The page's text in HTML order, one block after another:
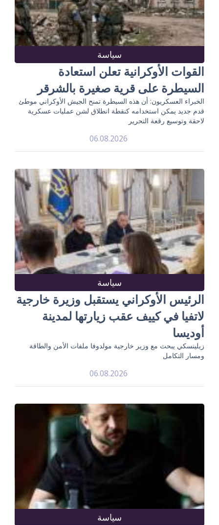
سياسة
القوات الأوكرانية تعلن استعادة
السيطرة على قرية صغيرة بالشرقر
الخبراء العسكريون: أن هذه السيطرة تمنح الجيش الأوكراني موطئ
قدم جديد يمكن استخدامه كنقطة انطلاق لشن عمليات عسكرية
لاحقة وتوسيع رقعة التحرير
06.08.2026
سياسة
الرئيس الأوكراني يستقبل وزيرة خارجية
لاتفيا في كييف عقب زيارتها لمدينة
أوديسا
زيلينسكي يبحث مع وزير خارجية مولدوفا ملفات الأمن والطاقة
ومسار التكامل
06.08.2026
سياسة